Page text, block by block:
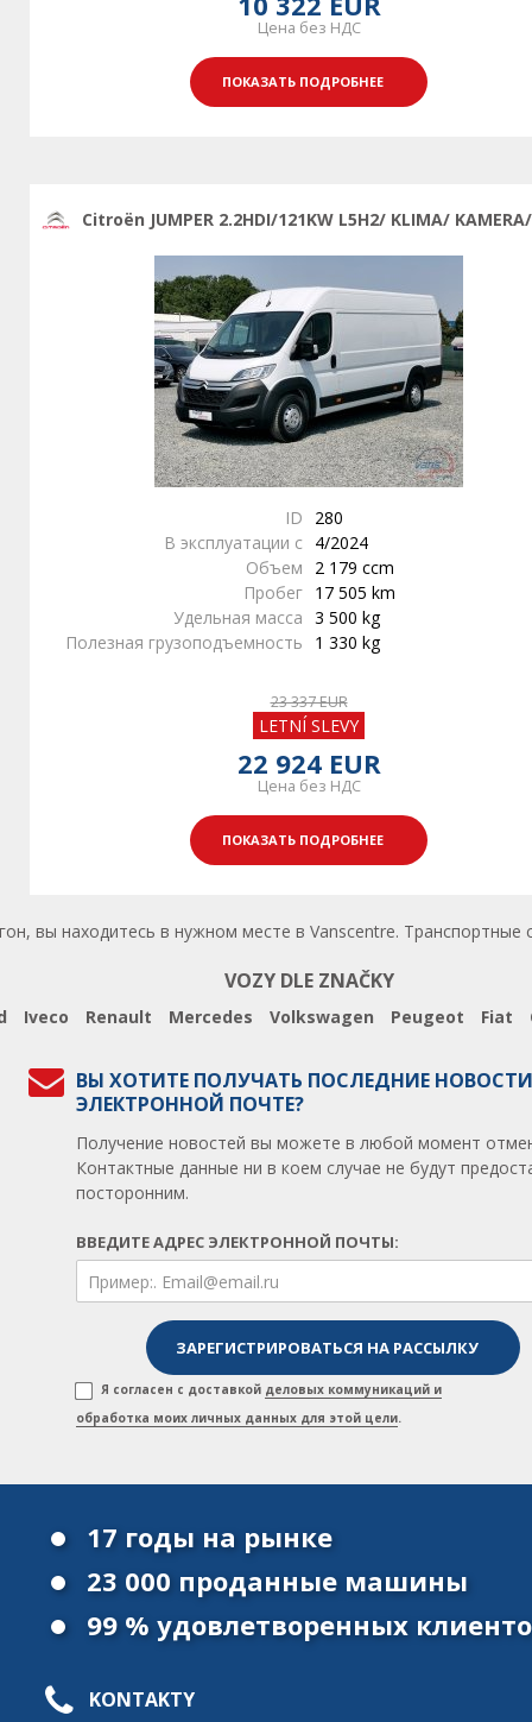
Цена без НДС
ПОКАЗАТЬ ПОДРОБНЕЕ
Citroën JUMPER 2.2HDI/121KW L5H2/ KLIMA/
ID
280
В эксплуатации с 4/2024
Объем
2 179 ccm
Пробег 17 505 km
Удельная масса 3 500 kg
Полезная грузоподъемность
1 330 kg
23 337 EUR
LETNÍ SLEVY
22 924 EUR
Цена без НДС
ПОКАЗАТЬ ПОДРОБНЕЕ
вы находитесь в нужном месте в Vanscentre.
VOZY DLE ZNAČKY
Iveco Renault Mercedes Volkswagen Peugeot Fiat
ВЫ ХОТИТЕ ПОЛУЧАТЬ ПОСЛЕДНИЕ
ЭЛЕКТРОННОЙ ПОЧТЕ?
Получение новостей вы можете в любой момент
Контактные данные ни в коем случае не будут
посторонним.
ВВЕДИТЕ АДРЕС ЭЛЕКТРОННОЙ ПОЧТЫ:
Я согласен с доставкой деловых коммуникаций и
обработка моих личных данных для этой цели.
17 годы на рынке
23 000 проданные машины
99 % удовлетворенных
KONTAKTY